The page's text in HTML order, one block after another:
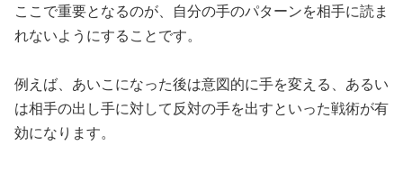
ここで重要となるのが、自分の手のパターンを相手に読ま
れないようにすることです。
例えば、あいこになった後は意図的に手を変える、あるい
は相手の出し手に対して反対の手を出すといった戦術が有
効になります。